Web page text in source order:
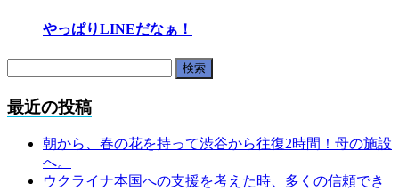
やっぱりLINEだなぁ！
最近の投稿
朝から、春の花を持って渋谷から往復2時間！母の施設
へ。
ウクライナ本国への支援を考えた時、多くの信頼でき